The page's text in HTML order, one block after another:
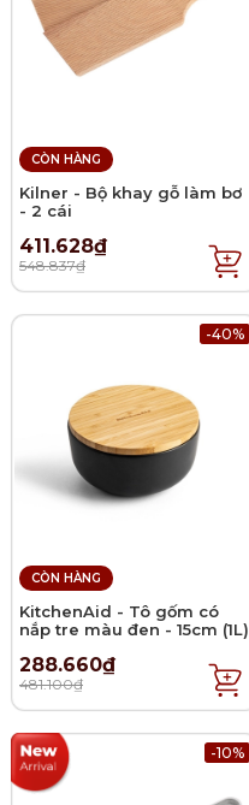
CÒN HÀNG
Kilner - Bộ khay gỗ làm bơ
- 2 cái
411.628₫
548.837₫
-40%
CÒN HÀNG
KitchenAid - Tô gốm có
nắp tre màu đen - 15cm (1L)
288.660₫
481.100₫
-10%